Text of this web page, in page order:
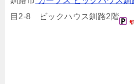
目2-8 ビックハウス釧路2階